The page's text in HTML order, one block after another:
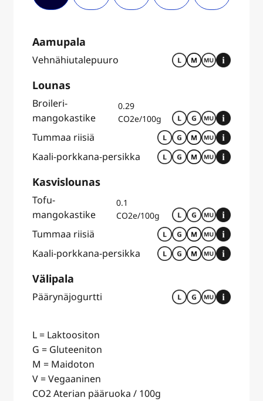
Aamupala
Vehnähiutalepuuro
Lounas
Broileri-
mangokastike
0.29
CO2e/100g
Tummaa riisiä
Kaali-porkkana-persikka
Kasvislounas
Tofu-
mangokastike
0.1
CO2e/100g
Tummaa riisiä
Kaali-porkkana-persikka
Välipala
Päärynäjogurtti
L = Laktoositon
G = Gluteeniton
M = Maidoton
V = Vegaaninen
CO2 Aterian pääruoka / 100g